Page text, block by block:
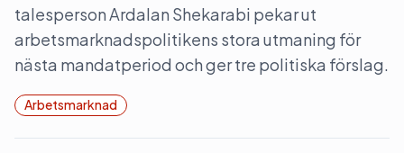
talesperson Ardalan Shekarabi pekar ut
arbetsmarknadspolitikens stora utmaning för
nästa mandatperiod och ger tre politiska förslag.
Arbetsmarknad